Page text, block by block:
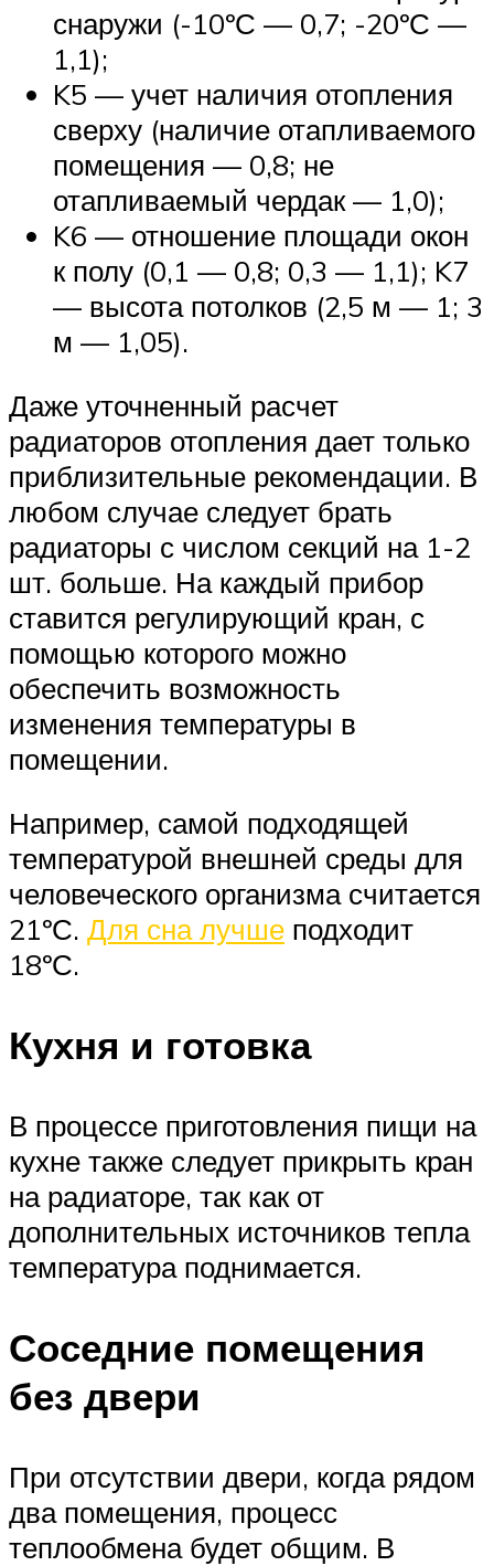
снаружи (-10ºС — 0,7; -20ºС —
1,1);
K5 — учет наличия отопления
сверху (наличие отапливаемого
помещения — 0,8; не
отапливаемый чердак — 1,0);
K6 — отношение площади окон
к полу (0,1 — 0,8; 0,3 — 1,1); K7
— высота потолков (2,5 м — 1; 3
м — 1,05).
Даже уточненный расчет
радиаторов отопления дает только
приблизительные рекомендации. В
любом случае следует брать
радиаторы с числом секций на 1-2
шт. больше. На каждый прибор
ставится регулирующий кран, с
помощью которого можно
обеспечить возможность
изменения температуры в
помещении.
Например, самой подходящей
температурой внешней среды для
человеческого организма считается
21ºС. Для сна лучше подходит
18ºС.
Кухня и готовка
В процессе приготовления пищи на
кухне также следует прикрыть кран
на радиаторе, так как от
дополнительных источников тепла
температура поднимается.
Соседние помещения
без двери
При отсутствии двери, когда рядом
два помещения, процесс
теплообмена будет общим. В